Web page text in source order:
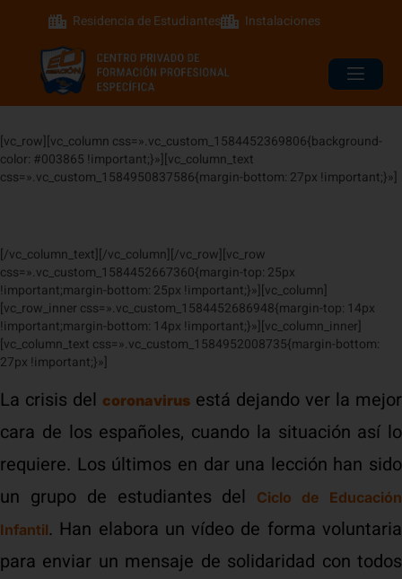
Residencia de Estudiantes Instalaciones
[vc_row][vc_column css=».vc_custom_1584452369806{background-
color: #003865 !important;}»][vc_column_text
css=».vc_custom_1584950837586{margin-bottom: 27px !important;}»]
[/vc_column_text][/vc_column][/vc_row][vc_row
css=».vc_custom_1584452667360{margin-top: 25px
!important;margin-bottom: 25px !important;}»][vc_column]
[vc_row_inner css=».vc_custom_1584452686948{margin-top: 14px
!important;margin-bottom: 14px !important;}»][vc_column_inner]
[vc_column_text css=».vc_custom_1584952008735{margin-bottom:
27px !important;}»]
La crisis delcoronavirus está dejando ver la mejor
cara de los españoles, cuando la situación así lo
requiere. Los últimos en dar una lección han sido
un grupo de estudiantes del
Ciclo de Educación
Infantil. Han elabora un vídeo de forma voluntaria
para enviar un mensaje de solidaridad con todos